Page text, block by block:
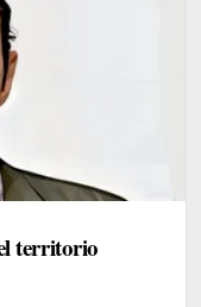
territorio